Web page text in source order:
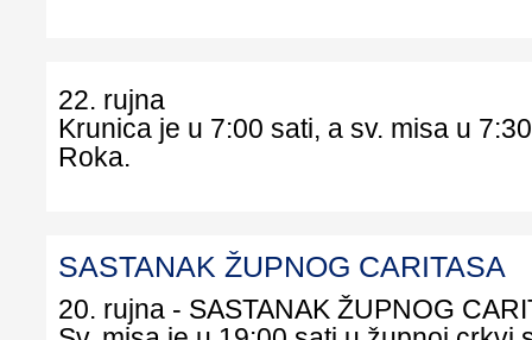
22. rujna
Krunica je u 7:00 sati, a sv. misa u
Roka.
SASTANAK ŽUPNOG CARITASA
20. rujna - SASTANAK ŽUPNOG